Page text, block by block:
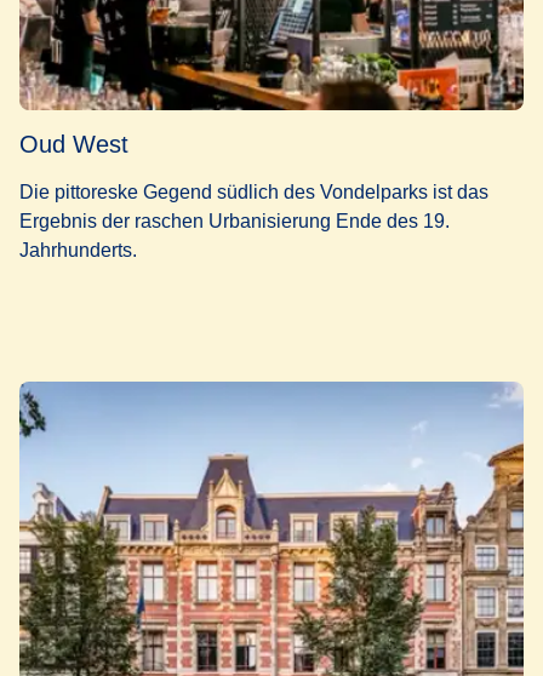
Oud West
Die pittoreske Gegend südlich des Vondelparks ist das
Ergebnis der raschen Urbanisierung Ende des 19.
Jahrhunderts.